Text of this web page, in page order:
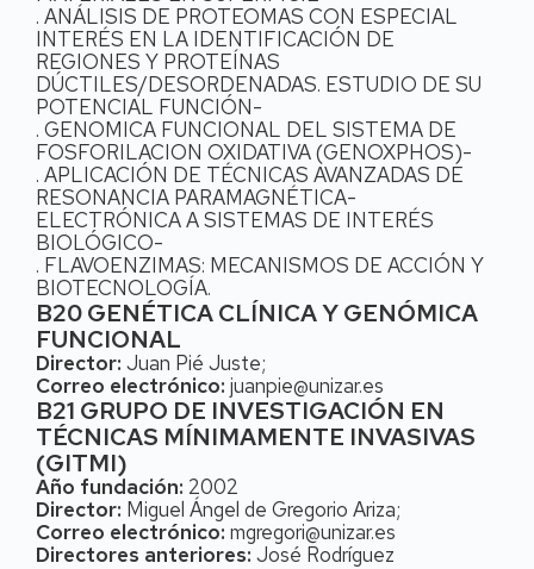
. ANÁLISIS DE PROTEOMAS CON ESPECIAL
INTERÉS EN LA IDENTIFICACIÓN DE
REGIONES Y PROTEÍNAS
DÚCTILES/DESORDENADAS. ESTUDIO DE SU
POTENCIAL FUNCIÓN-
. GENOMICA FUNCIONAL DEL SISTEMA DE
FOSFORILACION OXIDATIVA (GENOXPHOS)-
. APLICACIÓN DE TÉCNICAS AVANZADAS DE
RESONANCIA PARAMAGNÉTICA-
ELECTRÓNICA A SISTEMAS DE INTERÉS
BIOLÓGICO-
. FLAVOENZIMAS: MECANISMOS DE ACCIÓN Y
BIOTECNOLOGÍA.
B20 GENÉTICA CLÍNICA Y GENÓMICA
FUNCIONAL
Director: Juan Pié Juste;
Correo electrónico: juanpie@unizar.es
B21 GRUPO DE INVESTIGACIÓN EN
TÉCNICAS MÍNIMAMENTE INVASIVAS
(GITMI)
Año fundación: 2002
Director: Miguel Ángel de Gregorio Ariza;
Correo electrónico: mgregori@unizar.es
Directores anteriores: José Rodríguez